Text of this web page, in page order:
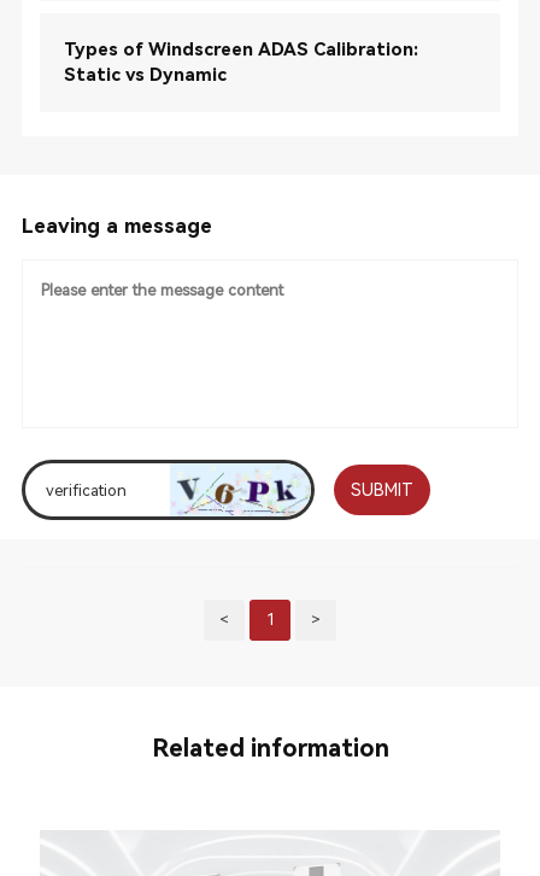
Types of Windscreen ADAS Calibration:
Static vs Dynamic
Leaving a message
SUBMIT
< 1 >
Related information